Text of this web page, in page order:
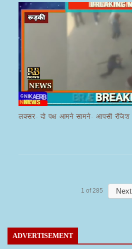
1 of 285 Next
ADVERTISEMENT